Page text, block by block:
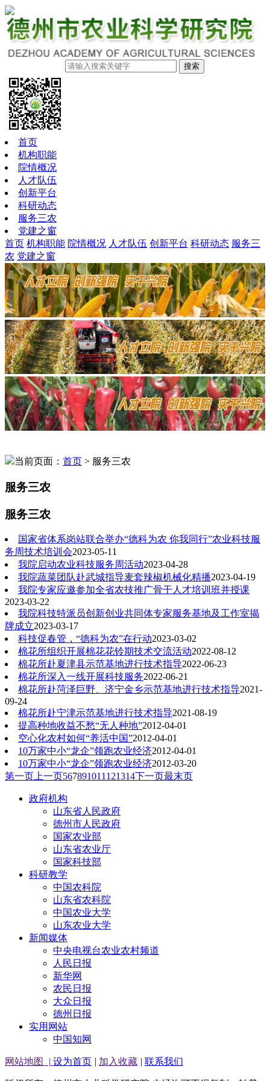
搜索
首页
机构职能
院情概况
人才队伍
创新平台
科研动态
服务三农
党建之窗
首页 机构职能 院情概况 人才队伍 创新平台 科研动态 服务三
农 党建之窗
当前页面： 首页 > 服务三农
服务三农
服务三农
国家省体系岗站联合举办“德科为农 你我同行”农业科技服
务周技术培训会2023-05-11
我院启动农业科技服务周活动2023-04-28
我院蔬菜团队赴武城指导麦套辣椒机械化精播2023-04-19
我院专家应邀参加全省农技推广骨干人才培训班并授课
2023-03-22
我院科技特派员创新创业共同体专家服务基地及工作室揭
牌成立2023-03-17
科技促春管，“德科为农”在行动2023-03-02
棉花所组织开展棉花花铃期技术交流活动2022-08-12
棉花所赴夏津县示范基地进行技术指导2022-06-23
棉花所深入一线开展科技服务2022-06-21
棉花所赴菏泽巨野、济宁金乡示范基地进行技术指导2021-
09-24
棉花所赴宁津示范基地进行技术指导2021-08-19
提高种地收益不愁“无人种地”2012-04-01
空心化农村如何“养活中国”2012-04-01
10万家中小“龙企”领跑农业经济2012-04-01
10万家中小“龙企”领跑农业经济2012-03-20
第一页 上一页567891011 121314下一页最末页
政府机构
山东省人民政府
德州市人民政府
国家农业部
山东省农业厅
国家科技部
科研教学
中国农科院
山东省农科院
中国农业大学
山东农业大学
新闻媒体
中央电视台农业农村频道
人民日报
新华网
农民日报
大众日报
德州日报
实用网站
中国知网
网站地图 | 设为首页 | 加入收藏 | 联系我们